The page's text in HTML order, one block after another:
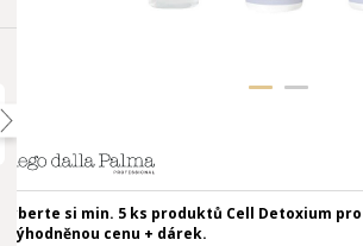
Vyberte si min. 5 ks produktů Cell Detoxium
zvýhodněnou cenu + dárek.